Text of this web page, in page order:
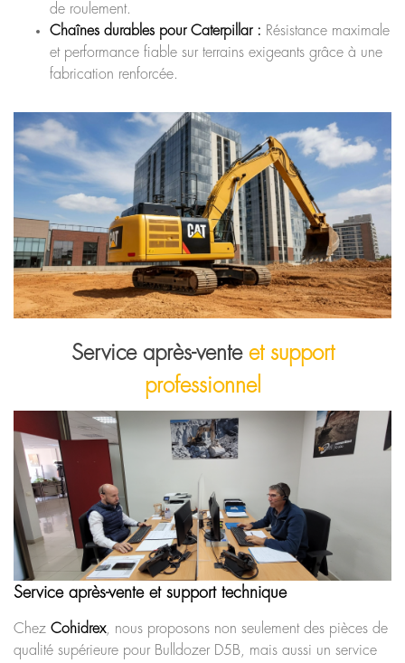
de roulement.
Chaînes durables pour Caterpillar : Résistance maximale
et performance fiable sur terrains exigeants grâce à une
fabrication renforcée.
Service après-vente et support
professionnel
Service après-vente et support technique
Chez Cohidrex, nous proposons non seulement des pièces de
qualité supérieure pour Bulldozer D5B, mais aussi un service